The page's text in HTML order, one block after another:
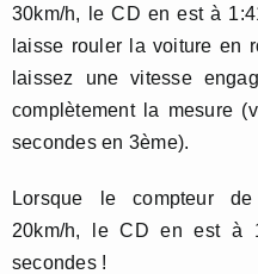
30km/h, le CD en est à
laisse rouler la voiture en
laissez une vitesse
complètement la mesure
secondes en 3ème).
Lorsque le compteur
20km/h, le CD en est à
secondes !